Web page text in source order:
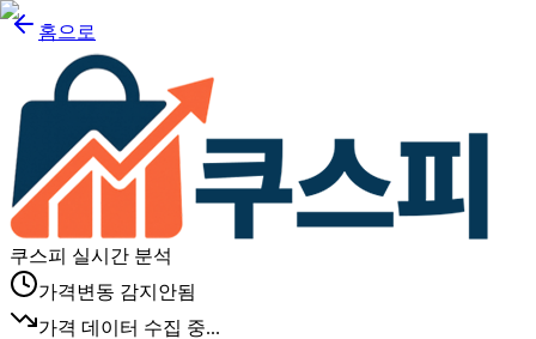
홈으로
쿠스피 실시간 분석
가격변동 감지안됨
가격 데이터 수집 중...